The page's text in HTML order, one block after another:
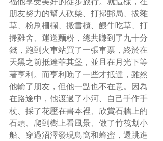
朋友努力的幫人砍柴、打掃郵局、拔雜
草、粉刷柵欄、搬書櫃、餵牛吃草、打
掃雞舍、運送麵粉，總共賺到了九十分
錢，跑到火車站買了一張車票，終於在
天黑之前抵達菲其堡，並且在月光下等
著亨利。而亨利晚了一些才抵達，雖然
他輸了朋友，但他一點也不在意。因為
在路途中，他渡過了小河、自己手作手
杖、採了花壓在書本裡、欣賞石牆上的
石頭、爬到樹上看風景、做了竹筏划小
船、穿過沼澤發現鳥窩和蜂蜜，還跳進